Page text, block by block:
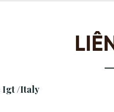
Igt /Italy